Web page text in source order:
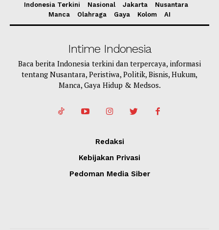
Indonesia Terkini Nasional Jakarta
Nusantara
Manca
Olahraga Gaya Kolom AI
Intime Indonesia
Baca berita Indonesia terkini dan terpercaya, informasi
tentang Nusantara, Peristiwa, Politik, Bisnis, Hukum,
Manca, Gaya Hidup & Medsos.
Redaksi
Kebijakan Privasi
Pedoman Media Siber